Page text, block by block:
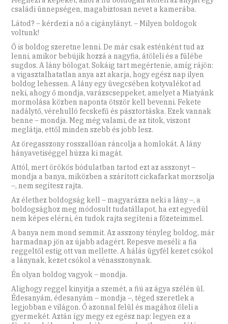
családi ünnepségen, magabiztosan nevet a kamerába.
Látod? – kérdezi a nő a cigánylányt. – Milyen boldogok
voltunk!
Ő is boldog szeretne lenni. De már csak esténként tud az
lenni, amikor bebújik hozzá a nagyfia, átöleli és a fülébe
sugdos. A lány bólogat. Sokáig tart megértenie, amíg rájön:
a vigasztalhatatlan anya azt akarja, hogy egész nap ilyen
boldog lehessen. A lány egy üvegcsében kotyvalékot ad
neki, ahogy ő mondja, varázscseppeket, amelyet a Miatyánk
mormolása közben naponta ötször kell bevenni. Fekete
nadálytő, vérehulló fecskefű és pásztortáska. Ezek vannak
benne – mondja. Meg még valami, de az titok, viszont
meglátja, ettől minden szebb és jobb lesz.
Az öregasszony rosszallóan ráncolja a homlokát. A lány
hányavetiséggel húzza ki magát.
Attól, mert örökös bódulatban tartod ezt az asszonyt –
mondja a banya, miközben a szárított cickafarkat morzsolja
–, nem segítesz rajta.
Az élethez boldogság kell – magyarázza neki a lány –, a
boldogsághoz meg módosult tudatállapot, ha ezt egyedül
nem képes elérni, én tudok rajta segíteni a főzeteimmel.
A banya nem mond semmit. Az asszony tényleg boldog, már
harmadnap jön az újabb adagért. Repesve meséli: a fia
reggeltől estig ott van mellette. A hálás ügyfél kezet csókol
a lánynak, kezet csókol a vénasszonynak.
Én olyan boldog vagyok – mondja.
Alighogy reggel kinyitja a szemét, a fiú az ágya szélén ül.
Édesanyám, édesanyám – mondja –, téged szeretlek a
legjobban e világon. Ő azonnal felül és magához öleli a
gyermekét. Aztán így megy ez egész nap: legyen ez a